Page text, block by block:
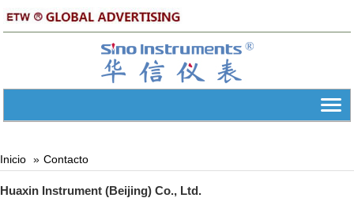
Inicio Contacto
Huaxin Instrument (Beijing) Co., Ltd.